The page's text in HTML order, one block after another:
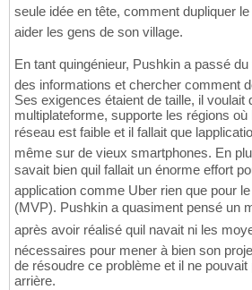
seule idée en tête, comment dupliquer le
aider les gens de son village.
En tant quingénieur, Pushkin a passé
des informations et chercher comment
Ses exigences étaient de taille, il voulait
multiplateforme, supporte les régions
réseau est faible et il fallait que
même sur de vieux smartphones. En
savait bien quil fallait un énorme effort
application comme Uber rien que pour
(MVP). Pushkin a quasiment pensé un
après avoir réalisé quil navait ni les
nécessaires pour mener à bien son
de résoudre ce problème et il ne
arrière.